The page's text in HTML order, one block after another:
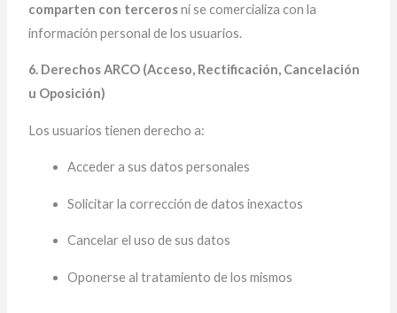
comparten con tercerosni se comercializa con la
información personal de los usuarios.
6. Derechos ARCO (Acceso, Rectificación, Cancelación
u Oposición)
Los usuarios tienen derecho a:
Acceder a sus datos personales
Solicitar la corrección de datos inexactos
Cancelar el uso de sus datos
Oponerse al tratamiento de los mismos